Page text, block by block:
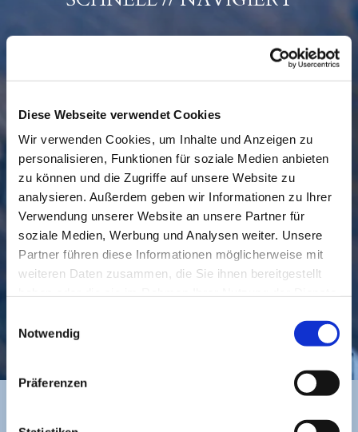
Diese Webseite verwendet Cookies
Wir verwenden Cookies, um Inhalte und Anzeigen zu
personalisieren, Funktionen für soziale Medien anbieten
zu können und die Zugriffe auf unsere Website zu
analysieren. Außerdem geben wir Informationen zu Ihrer
Verwendung unserer Website an unsere Partner für
soziale Medien, Werbung und Analysen weiter. Unsere
Partner führen diese Informationen möglicherweise mit
weiteren Daten zusammen, die Sie ihnen bereitgestellt
Notwendig
Präferenzen
GEMEINDE BESUCHEN